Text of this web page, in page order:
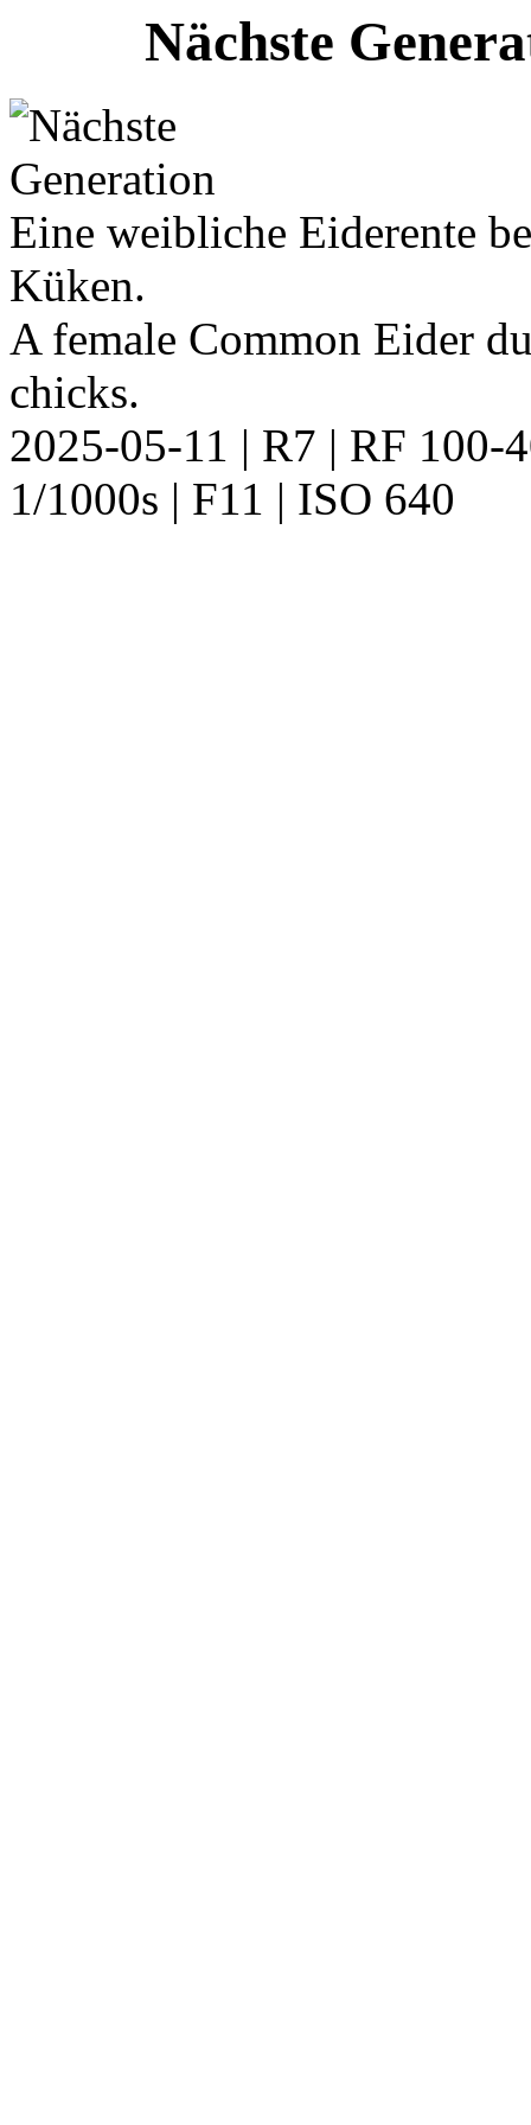
Nächste
Eine weibliche Eiderente
Küken.
A female Common Eider
chicks.
2025-05-11 | R7 | RF 100-
1/1000s | F11 | ISO 640